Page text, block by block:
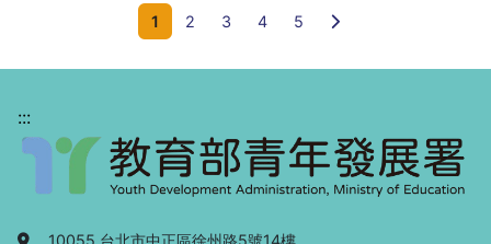
1 2 3 4 5 下一頁
:::
地址：
10055 台北市中正區徐州路5號14樓